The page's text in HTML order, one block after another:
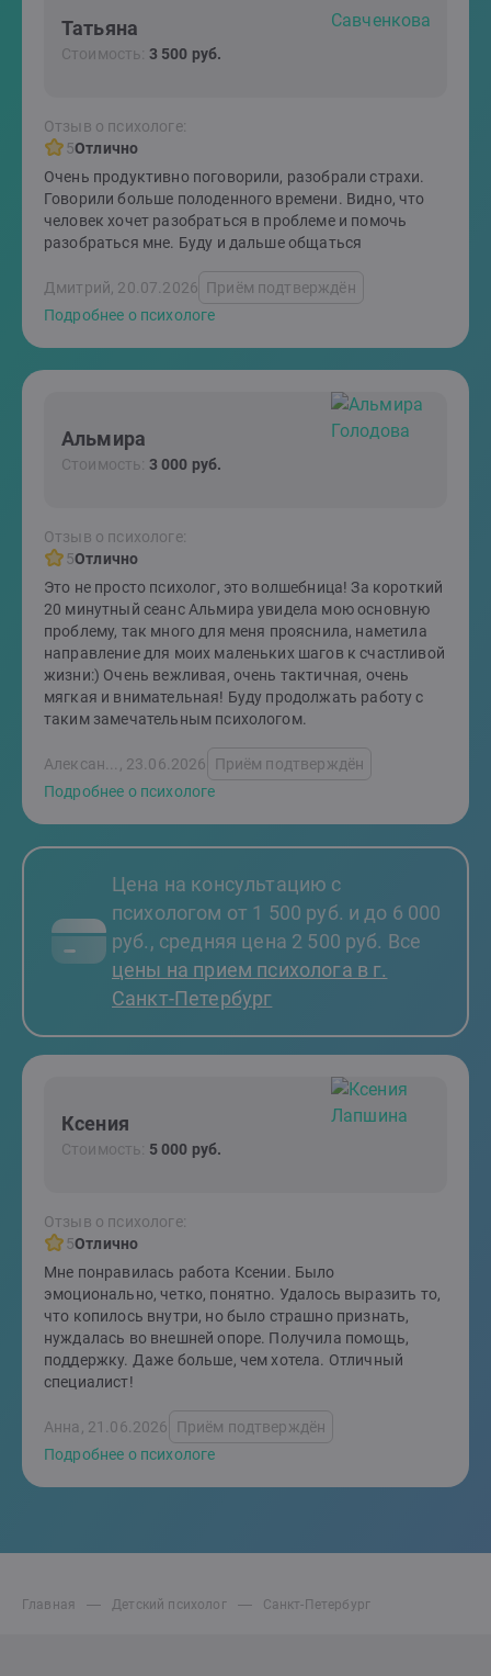
Татьяна
Стоимость: 3 500 руб.
Отзыв о психологе:
5Отлично
Очень продуктивно поговорили, разобрали страхи.
Говорили больше полоденного времени. Видно, что
человек хочет разобраться в проблеме и помочь
разобраться мне. Буду и дальше общаться
Дмитрий, 20.07.2026 Приём подтверждён
Подробнее о психологе
Альмира
Стоимость: 3 000 руб.
Отзыв о психологе:
5Отлично
Это не просто психолог, это волшебница! За короткий
20 минутный сеанс Альмира увидела мою основную
проблему, так много для меня прояснила, наметила
направление для моих маленьких шагов к счастливой
жизни:) Очень вежливая, очень тактичная, очень
мягкая и внимательная! Буду продолжать работу с
таким замечательным психологом.
Алексан..., 23.06.2026
Приём подтверждён
Подробнее о психологе
Цена на консультацию с
психологом от 1 500 руб. и до 6 000
руб., средняя цена 2 500 руб. Все
цены на прием психолога в г.
Санкт-Петербург
Ксения
Стоимость: 5 000 руб.
Отзыв о психологе:
5Отлично
Мне понравилась работа Ксении. Было
эмоционально, четко, понятно. Удалось выразить то,
что копилось внутри, но было страшно признать,
нуждалась во внешней опоре. Получила помощь,
поддержку. Даже больше, чем хотела. Отличный
специалист!
Анна, 21.06.2026
Приём подтверждён
Подробнее о психологе
Главная Детский психолог Санкт-Петербург